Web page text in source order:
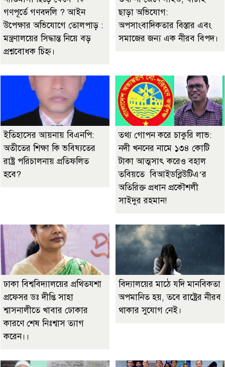
গণপূর্তে গণবদলি ? আইন
উপেক্ষার অভিযোগে তোলপাড় :
মন্ত্রণালয়ের সিদ্ধান্ত নিয়ে বড়
প্রশ্নবোধক চিহ্ন।
ছাড়া অভিযোগ:
অপসাংবাদিকতার বিস্তার এবং
সমাজের জন্য এক নীরব বিপদ।
ইতিহাসের আয়নায় বিএনপি:
অতীতের শিক্ষা কি ভবিষ্যতের
রাষ্ট্র পরিচালনায় প্রতিফলিত
হবে?
তথ্য গোপন করে চাকুরি লাভ:
নদী খননের নামে ১৩৪ কোটি
টাকা আত্মসাৎ করেও বহাল
তবিয়তে বিআইডব্লিউটিএ’র
অতিরিক্ত প্রধান প্রকৌশলী
সাইদুর রহমান!
ঢাকা বিশ্ববিদ্যালয়ের প্রথিতযশা
প্রফেসর ডঃ দীপ্তি সাহা
শ্বাসনালীতে খাবার ঢোকার
কারণে শেষ নিঃশ্বাস ত্যাগ
করেন।।
বিদ্যালয়ের মাঠে যদি মানবিকতা
অপমানিত হয়, তবে রাষ্ট্রের নীরব
থাকার সুযোগ নেই।